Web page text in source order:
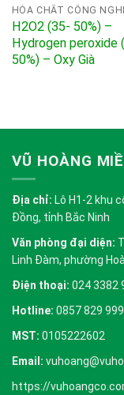
HÓA CHẤT CÔNG
H2O2 (35- 50%) –
Hydrogen peroxide
50%) – Oxy Già
VŨ HOÀNG
Địa chỉ: Lô H1-2 khu
Đồng, tỉnh Bắc Ninh
Văn phòng đại diện:
Linh Đàm, phường
Điện thoại: 024 3382
Hotline: 0857 829 999
MST: 0105222602
Email:
https://